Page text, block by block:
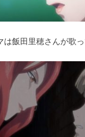
飯田里穂さんが歌っ